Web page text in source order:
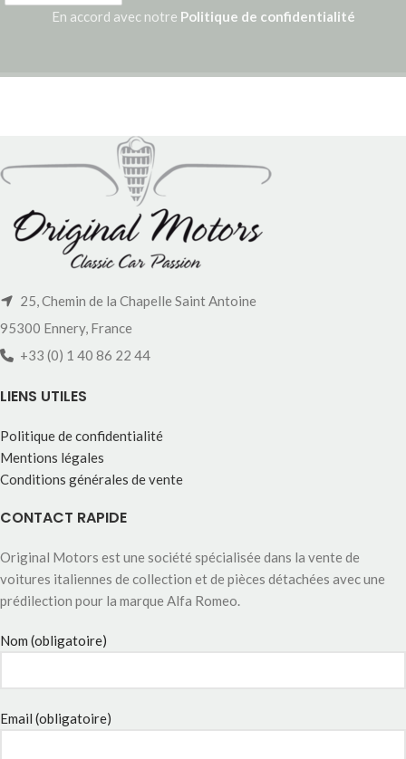
En accord avec notre Politique de confidentialité
25, Chemin de la Chapelle Saint Antoine
95300 Ennery, France
+33 (0) 1 40 86 22 44
LIENS UTILES
Politique de confidentialité
Mentions légales
Conditions générales de vente
CONTACT RAPIDE
Original Motors est une société spécialisée dans la vente de
voitures italiennes de collection et de pièces détachées avec une
prédilection pour la marque Alfa Romeo.
Nom (obligatoire)
Email (obligatoire)